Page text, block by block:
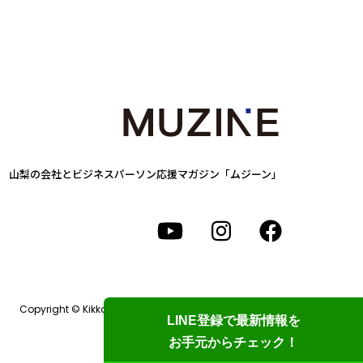
山梨の会社とビジネスパーソン応援マガジン「ムジーン」
Copyright © Kikkake Design Labo. All Rights Reserved.
LINE登録で最新情報を
お手元からチェック！